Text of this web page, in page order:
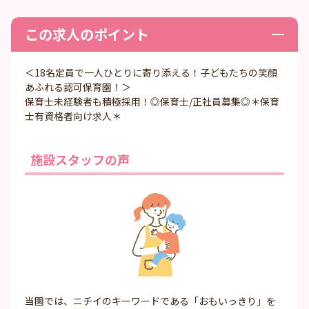
この求人のポイント
＜18名定員で一人ひとりに寄り添える！子どもたちの笑顔
あふれる認可保育園！＞
保育士未経験者も積極採用！◎保育士/正社員募集◎＊保育
士有資格者向け求人＊
施設スタッフの声
当園では、ニチイのキーワードである「おもいっきり」を